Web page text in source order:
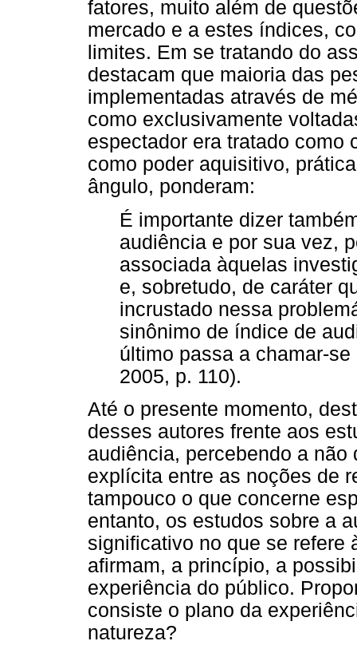
fatores, muito além de
mercado e a estes índices,
limites. Em se tratando do
destacam que maioria das
implementadas através de
como exclusivamente
espectador era tratado como
como poder aquisitivo,
ângulo, ponderam:
É importante dizer
audiência e por sua vez,
associada àquelas
e, sobretudo, de caráter
incrustado nessa
sinônimo de índice de
último passa a chamar-
2005, p. 110).
Até o presente momento,
desses autores frente aos
audiência, percebendo a
explícita entre as noções de
tampouco o que concerne
entanto, os estudos sobre a
significativo no que se refere
afirmam, a princípio, a
experiência do público.
consiste o plano da
natureza?